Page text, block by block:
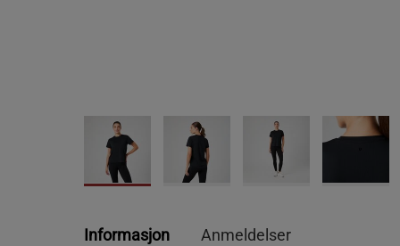
Informasjon Anmeldelser